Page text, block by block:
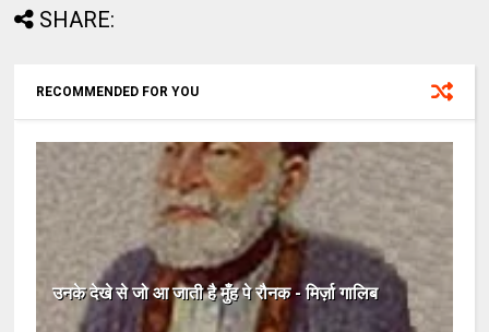
SHARE:
RECOMMENDED FOR YOU
उनके देखे से जो आ जाती है मुँह पे रौनक - मिर्ज़ा गालिब